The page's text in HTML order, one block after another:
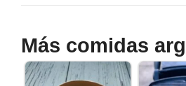
Más comidas